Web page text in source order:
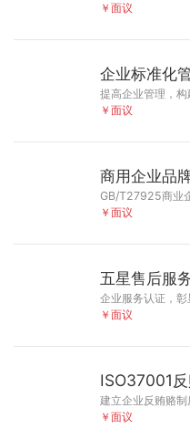
￥面议
企业标准化
提高企业管理，
￥面议
商用企业品
￥面议
五星售后服
企业服务认证，
￥面议
ISO37001
￥面议